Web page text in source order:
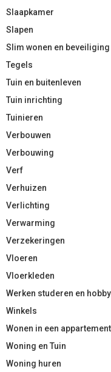
Slaapkamer
Slapen
Slim wonen en beveiliging
Tegels
Tuin en buitenleven
Tuin inrichting
Tuinieren
Verbouwen
Verbouwing
Verf
Verhuizen
Verlichting
Verwarming
Verzekeringen
Vloeren
Vloerkleden
Werken studeren en hobby
Winkels
Wonen in een appartement
Woning en Tuin
Woning huren